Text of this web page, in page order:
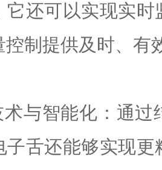
它还可以实现实
控制提供及时、有
术与智能化：通过
子舌还能够实现